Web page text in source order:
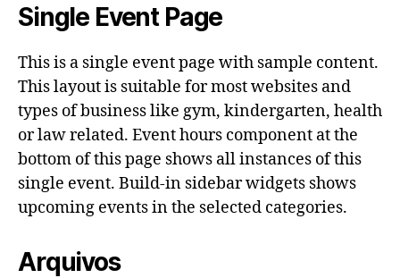
Single Event Page
This is a single event page with sample content.
This layout is suitable for most websites and
types of business like gym, kindergarten, health
or law related. Event hours component at the
bottom of this page shows all instances of this
single event. Build-in sidebar widgets shows
upcoming events in the selected categories.
Arquivos